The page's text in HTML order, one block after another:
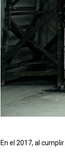
En el 2017, al